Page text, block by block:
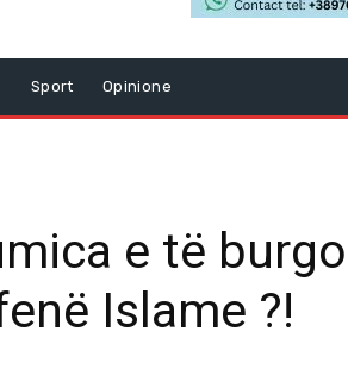
Sport Opinione
e të
Islame ?!